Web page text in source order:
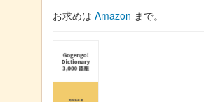
お求めは Amazon まで。